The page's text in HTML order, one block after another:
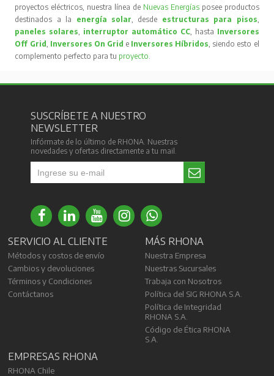
proyectos eléctricos, nuestra línea de Nuevas Energíasposee productos
destinados a la energía solar , desde estructuras para pisos
paneles solares
interruptor automático CC, hasta Inversores
Off Grid Inversores On Grid e Inversores Híbridos , siendo esto el
complemento perfecto para tu proyecto
SUSCRÍBETE A NUESTRO
NEWSLETTER
Infórmate de lo último de RHONA. Nuestras
novedades y ofertas directamente a tu mail.
SERVICIO AL CLIENTE
Métodos y costos de envío
Cambios y devoluciones
Términos y Condiciones
Contáctanos
MÁS RHONA
Nuestra Empresa
Nuestras Sucursales
Trabaja con Nosotros
Política del SIG RHONA S.A.
Política de Integridad
RHONA S.A.
Código de Ética RHONA
S.A.
EMPRESAS RHONA
RHONA Chile